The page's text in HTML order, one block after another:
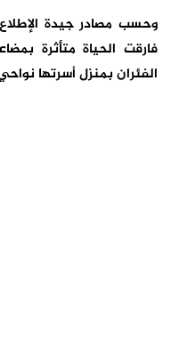
وحسب مصادر جيدة
فارقت الحياة متأثرة
الفئران بمنزل أسرتها